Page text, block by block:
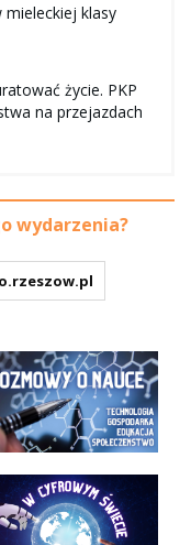
klasy
życie. PKP
na przejazdach
wydarzenia?